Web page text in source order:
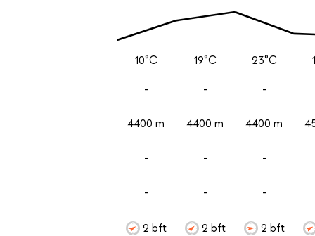
10°C
-
4400 m
-
-
2 bft
19°C
-
4400 m
-
-
2 bft
23°C
-
4400 m
-
-
2 bft